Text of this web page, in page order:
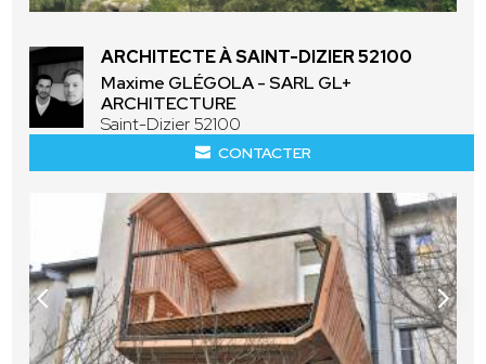
ARCHITECTE À SAINT-DIZIER 52100
Maxime GLÉGOLA - SARL GL+
ARCHITECTURE
Saint-Dizier 52100
CONTACTER